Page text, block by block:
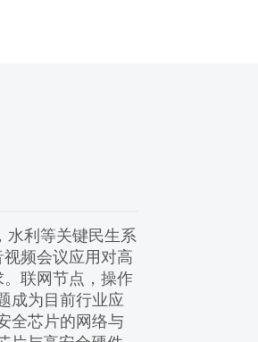
水利等关键民生系
视频会议应用对高
联网节点，操作
成为目前行业应
全芯片的网络与